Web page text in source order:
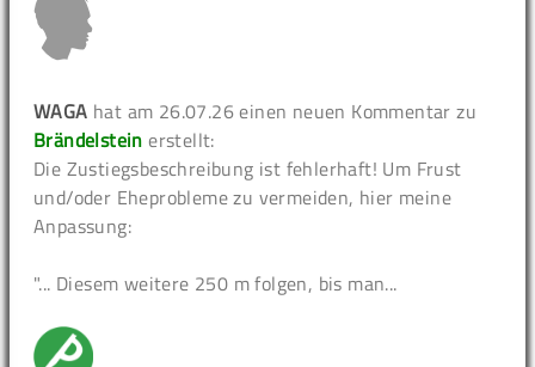
WAGA hat am 26.07.26 einen neuen Kommentar zu
Brändelstein erstellt:
Die Zustiegsbeschreibung ist fehlerhaft! Um Frust
und/oder Eheprobleme zu vermeiden, hier meine
Anpassung:
"... Diesem weitere 250 m folgen, bis man...